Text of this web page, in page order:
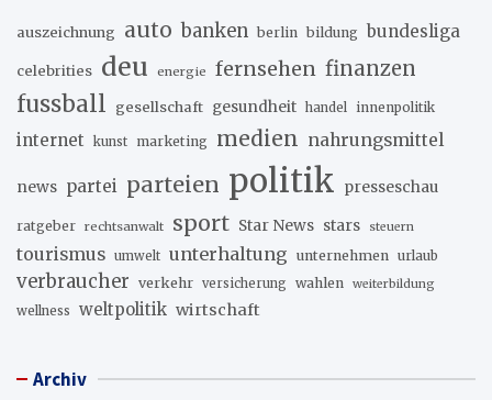
auszeichnung auto banken berlin bildung bundesliga
celebrities deu energie fernsehen finanzen
fussball gesellschaft gesundheit handel innenpolitik
internet kunst marketing medien nahrungsmittel
news partei parteien politik presseschau
ratgeber rechtsanwalt sport Star News stars steuern
tourismus umwelt unterhaltung unternehmen urlaub
verbraucher verkehr versicherung wahlen weiterbildung
wellness weltpolitik wirtschaft
Archiv